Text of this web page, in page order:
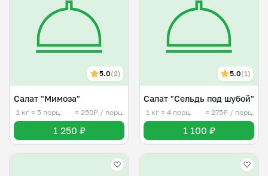
5.0(2)
Салат "Мимоза"
1 кг ≈ 5 порц. ≈ 250₽ / порц.
1 250 ₽
5.0(1)
Салат "Сельдь под шубой"
1 кг ≈ 4 порц. ≈ 275₽ / порц.
1 100 ₽